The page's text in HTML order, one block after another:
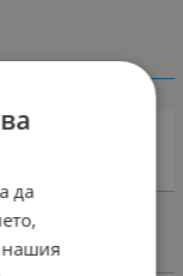
да
нашия